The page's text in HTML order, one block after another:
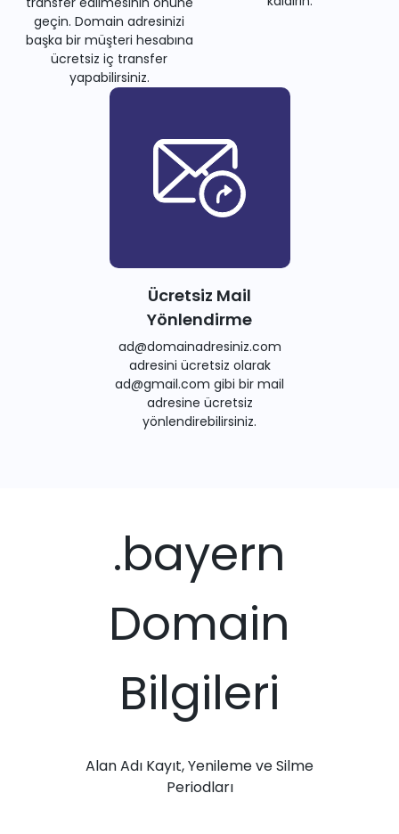
geçin. Domain adresinizi
başka bir müşteri hesabına
ücretsiz iç transfer
yapabilirsiniz.
Ücretsiz Mail
Yönlendirme
ad@domainadresiniz.com
adresini ücretsiz olarak
ad@gmail.com gibi bir mail
adresine ücretsiz
yönlendirebilirsiniz.
.bayern
Domain
Bilgileri
Alan Adı Kayıt, Yenileme ve Silme
Periodları